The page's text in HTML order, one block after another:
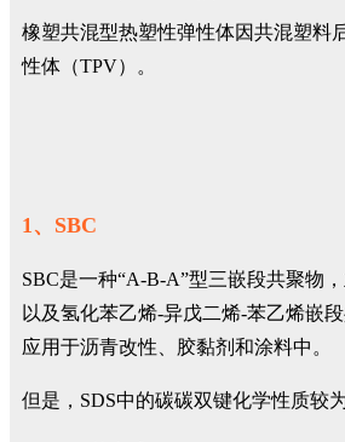
橡塑共混型热塑性弹性体因共混塑料
性体（TPV）。
1、SBC
SBC是一种“A-B-A”型三嵌段共聚物
以及氢化苯乙烯-异戊二烯-苯乙烯嵌
应用于沥青改性、胶黏剂和涂料中。
但是，SDS中的碳碳双键化学性质较